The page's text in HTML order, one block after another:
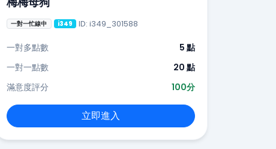
一對一忙線中 i349 ID: i349_301588
一對多點數
5 點
一對一點數
20 點
滿意度評分
100分
立即進入